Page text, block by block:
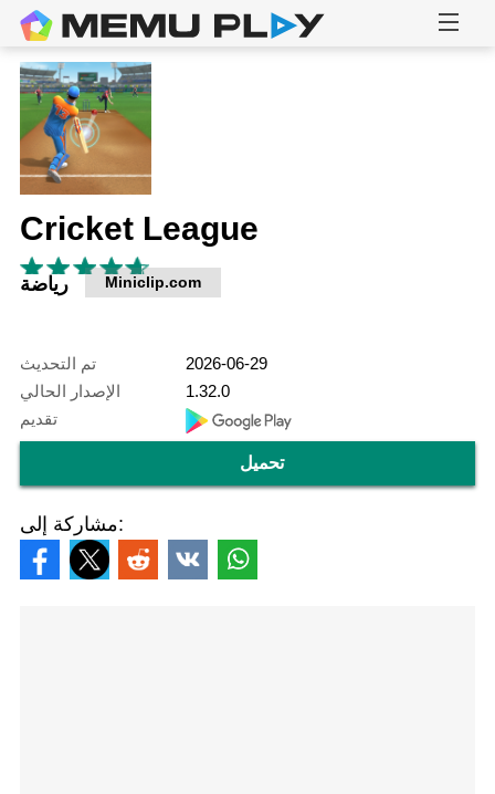
Cricket League
رياضة Miniclip.com
تم التحديث
2026-06-29
الإصدار الحالي
1.32.0
تقديم
تحميل
مشاركة إلى: